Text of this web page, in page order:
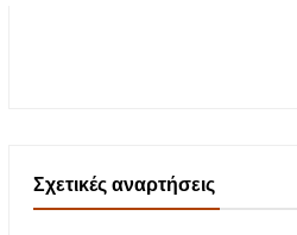
Σχετικές αναρτήσεις